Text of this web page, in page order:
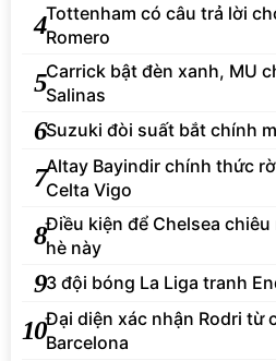
4Tottenham có câu trả lời
Romero
5Carrick bật đèn xanh, MU
Salinas
6Suzuki đòi suất bắt chính
7Altay Bayindir chính thức
Celta Vigo
8Điều kiện để Chelsea
hè này
93 đội bóng La Liga tranh
10Đại diện xác nhận Rodri từ
Barcelona